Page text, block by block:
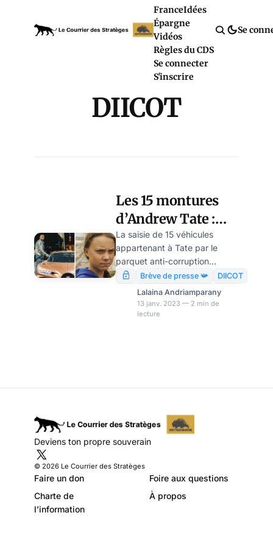
FranceIdées
Épargne
Vidéos
Règles du CDS
Se connecter
S'inscrire
Se
DIICOT
Les 15 montures
d’Andrew Tate :
excès de
testostérone ou
motorisation
abusive ? par
Modeste Schwartz
La saisie de 15 véhicules
appartenant à Tate par le
parquet anti-corruption
roumain (DIICOT) soulève un
certain nombre de questions.
Brève de presse 📯
DIICOT
Lalaina Andriamparany
13 janv. 2023 — 2 min de
lecture
Deviens ton propre souverain
© 2026 Le Courrier des Stratèges
Faire un don
Foire aux questions
Charte de
l’information
À propos